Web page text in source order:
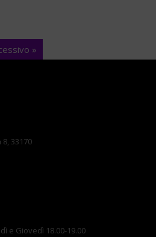
»
33170
e Giovedì 18.00-19.00